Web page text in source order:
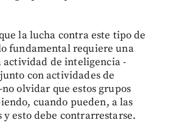
la lucha contra este tipo de
fundamental requiere una
de inteligencia -
con actividades de
olvidar que estos grupos
cuando pueden, a las
esto debe contrarrestarse.